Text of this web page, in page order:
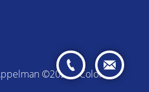
©2026 /Colofon